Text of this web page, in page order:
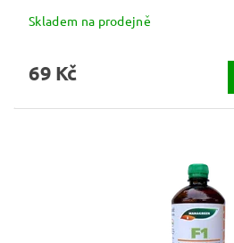
Skladem na prodejně
69 Kč